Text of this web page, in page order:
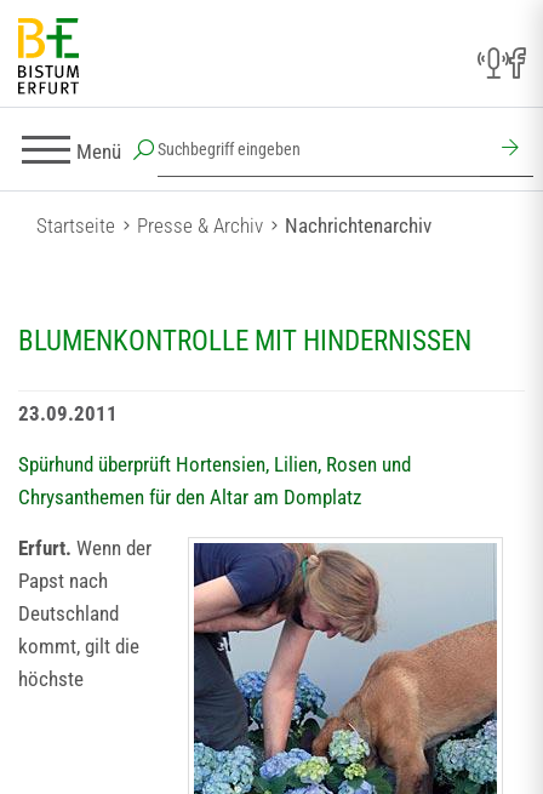
Menü
Startseite Presse & Archiv Nachrichtenarchiv
BLUMENKONTROLLE MIT HINDERNISSEN
23.09.2011
Spürhund überprüft Hortensien, Lilien, Rosen und
Chrysanthemen für den Altar am Domplatz
Erfurt. Wenn der
Papst nach
Deutschland
kommt, gilt die
höchste